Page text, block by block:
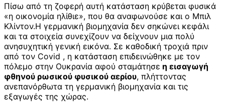
Πίσω από τη ζοφερή αυτή κατάσταση κρύβεται φυσικά
«η οικονομία ηλίθιε», που θα αναφωνούσε και ο Μπιλ
Κλίντον.Η γερμανική βιομηχανία δεν σηκώνει κεφάλι
και τα στοιχεία συνεχίζουν να δείχνουν μια πολύ
ανησυχητική γενική εικόνα. Σε καθοδική τροχιά πριν
από τον Covid , η κατάσταση επιδεινώθηκε με τον
πόλεμο στην Ουκρανία αφού σταμάτησε η εισαγωγή
φθηνού ρωσικού φυσικού αερίου, πλήττοντας
ανεπανόρθωτα τη γερμανική βιομηχανία και τις
εξαγωγές της χώρας.